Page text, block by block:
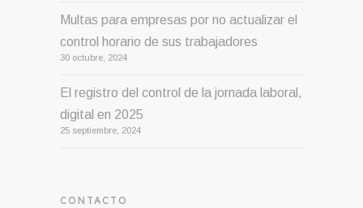
Multas para empresas por no actualizar el
control horario de sus trabajadores
30 octubre, 2024
El registro del control de la jornada laboral,
digital en 2025
25 septiembre, 2024
CONTACTO